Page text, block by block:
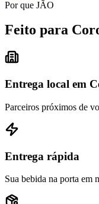
Por que JÃO
Feito para
Entrega local em
Parceiros próximos de
Entrega rápida
Sua bebida na porta em